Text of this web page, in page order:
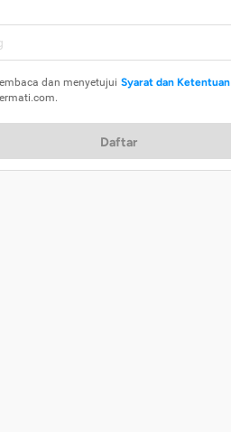
dan menyetujui Syarat dan Ketentuan
Daftar